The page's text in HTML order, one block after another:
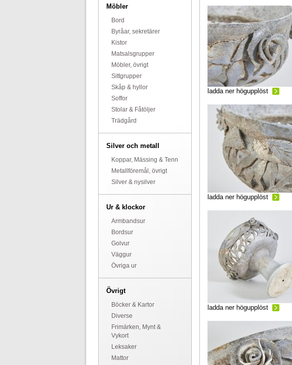
Möbler
Bord
Byråar, sekretärer
Kistor
Matsalsgrupper
Möbler, övrigt
Sittgrupper
Skåp & hyllor
Soffor
Stolar & Fåtöljer
Trädgård
Silver och metall
Koppar, Mässing & Tenn
Metallföremål, övrigt
Silver & nysilver
Ur & klockor
Armbandsur
Bordsur
Golvur
Väggur
Övriga ur
Övrigt
Böcker & Kartor
Diverse
Frimärken, Mynt &
Vykort
Leksaker
Mattor
ladda ner högupplöst
ladda ner högupplöst
ladda ner högupplöst